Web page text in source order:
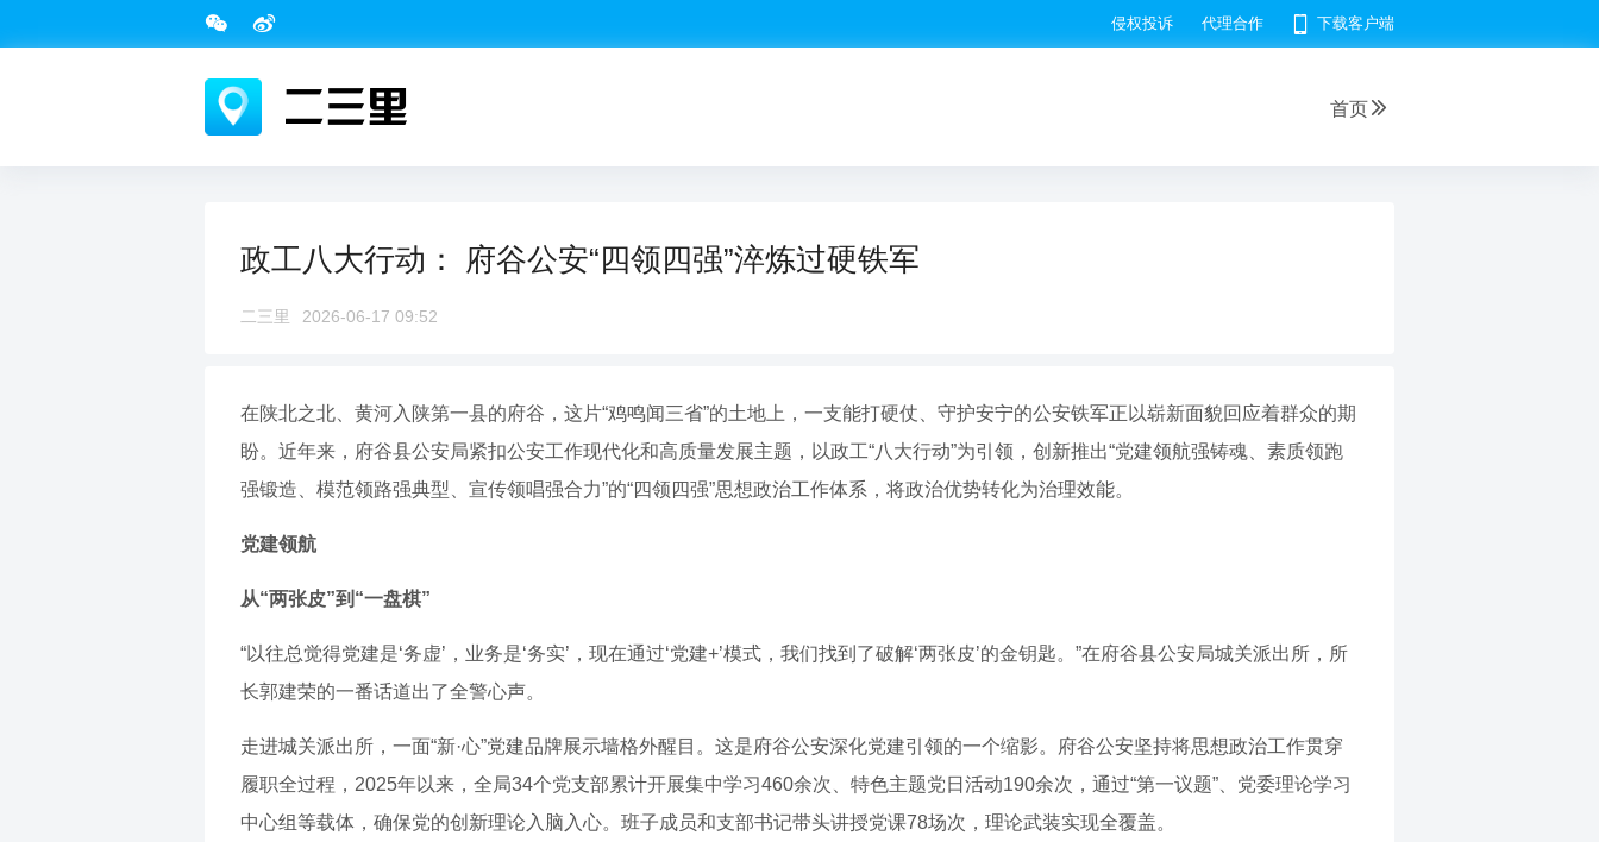
侵权投诉 代理合作 下载客户端
首页
政工八大行动： 府谷公安“四领四强”淬炼过硬铁军
二三里 2026-06-17 09:52
在陕北之北、黄河入陕第一县的府谷，这片“鸡鸣闻三省”的土地上，一支能打硬仗、守护安宁的公安铁军正以崭新面貌回应着群众的期
盼。近年来，府谷县公安局紧扣公安工作现代化和高质量发展主题，以政工“八大行动”为引领，创新推出“党建领航强铸魂、素质领跑
强锻造、模范领路强典型、宣传领唱强合力”的“四领四强”思想政治工作体系，将政治优势转化为治理效能。
党建领航
从“两张皮”到“一盘棋”
“以往总觉得党建是‘务虚’，业务是‘务实’，现在通过‘党建+’模式，我们找到了破解‘两张皮’的金钥匙。”在府谷县公安局城关派出所，所
长郭建荣的一番话道出了全警心声。
走进城关派出所，一面“新·心”党建品牌展示墙格外醒目。这是府谷公安深化党建引领的一个缩影。府谷公安坚持将思想政治工作贯穿
履职全过程，2025年以来，全局34个党支部累计开展集中学习460余次、特色主题党日活动190余次，通过“第一议题”、党委理论学习
中心组等载体，确保党的创新理论入脑入心。班子成员和支部书记带头讲授党课78场次，理论武装实现全覆盖。